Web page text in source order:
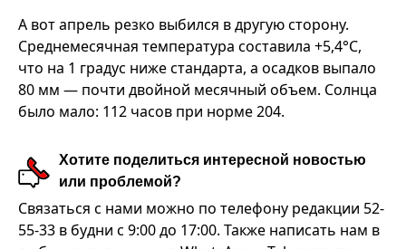
А вот апрель резко выбился в другую сторону.
Среднемесячная температура составила +5,4°C,
что на 1 градус ниже стандарта, а осадков выпало
80 мм — почти двойной месячный объем. Солнца
было мало: 112 часов при норме 204.
Хотите поделиться интересной новостью
или проблемой?
Связаться с нами можно по телефону редакции 52-
55-33 в будни с 9:00 до 17:00. Также написать нам в